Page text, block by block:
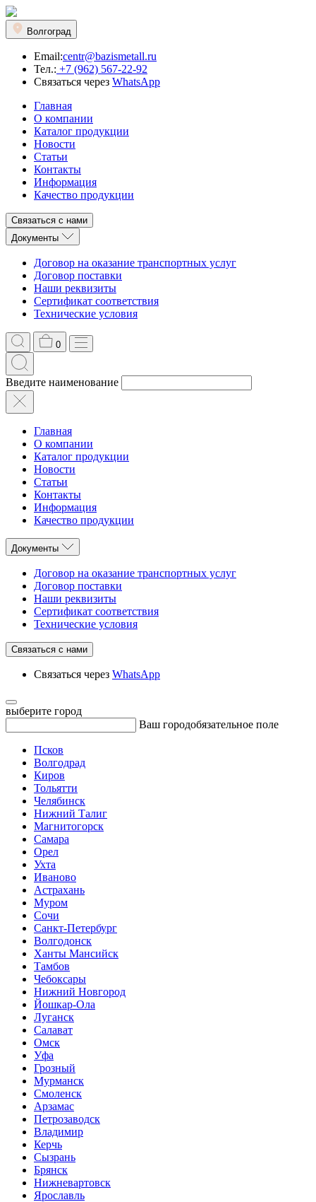
Волгоград
Email:centr@bazismetall.ru
Тел.: +7 (962) 567-22-92
Связаться через WhatsApp
Главная
О компании
Каталог продукции
Новости
Статьи
Контакты
Информация
Качество продукции
Связаться с нами
Документы
Договор на оказание транспортных услуг
Договор поставки
Наши реквизиты
Сертификат соответствия
Технические условия
0
Введите наименование
Главная
О компании
Каталог продукции
Новости
Статьи
Контакты
Информация
Качество продукции
Документы
Договор на оказание транспортных услуг
Договор поставки
Наши реквизиты
Сертификат соответствия
Технические условия
Связаться с нами
Связаться через WhatsApp
выберите город
Ваш городобязательное поле
Псков
Волгодрад
Киров
Тольятти
Челябинск
Нижний Талиг
Магнитогорск
Самара
Орел
Ухта
Иваново
Астрахань
Муром
Сочи
Санкт-Петербург
Волгодонск
Ханты Мансийск
Тамбов
Чебоксары
Нижний Новгород
Йошкар-Ола
Луганск
Салават
Омск
Уфа
Грозный
Мурманск
Смоленск
Арзамас
Петрозаводск
Владимир
Керчь
Сызрань
Брянск
Нижневартовск
Ярославль